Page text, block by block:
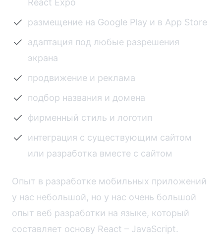
React Expo
размещение на Google Play и в App Store
адаптация под любые разрешения
экрана
продвижение и реклама
подбор названия и домена
фирменный стиль и логотип
интеграция с существующим сайтом
или разработка вместе с сайтом
Опыт в разработке мобильных приложений
у нас небольшой, но у нас очень большой
опыт веб разработки на языке, который
составляет основу React – JavaScript.